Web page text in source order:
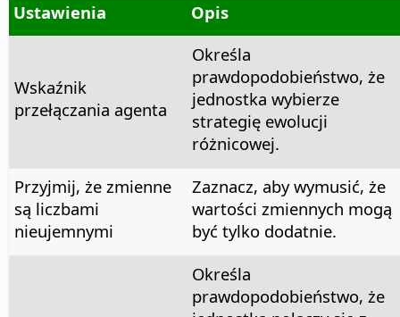
Ustawienia
Opis
Wskaźnik
przełączania agenta
Określa
prawdopodobieństwo, że
jednostka wybierze
strategię ewolucji
różnicowej.
Przyjmij, że zmienne
są liczbami
nieujemnymi
Zaznacz, aby wymusić, że
wartości zmiennych mogą
być tylko dodatnie.
Określa
prawdopodobieństwo, że